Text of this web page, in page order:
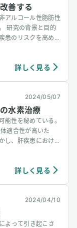
善する
アルコール性脂肪性
研究の背景と目的
患のリスクを高める
詳しく見る
2024/05/07
水素治療
性を秘めている。
適合性が高いた
し、肝疾患における
詳しく見る
2024/04/10
よって引き起こさ